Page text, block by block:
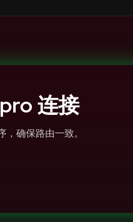
连接
确保路由一致。